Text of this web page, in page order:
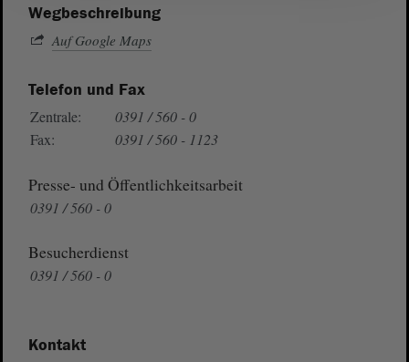
Wegbeschreibung
Auf Google Maps
Telefon und Fax
Zentrale:
0391 / 560 - 0
Fax:
0391 / 560 - 1123
Presse- und Öffentlichkeitsarbeit
0391 / 560 - 0
Besucherdienst
0391 / 560 - 0
Kontakt